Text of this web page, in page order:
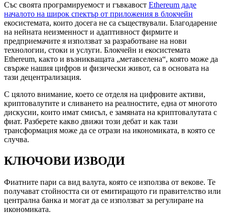
Със своята програмируемост и гъвкавост Ethereum даде
началото на широк спектър от приложения в блокчейн
екосистемата, които досега не са съществували. Благодарение
на нейната неизменност и адаптивност фирмите и
предприемачите я използват за разработване на нови
технологии, стоки и услуги. Блокчейн и екосистемата
Ethereum, както и възникващата „метавселена“, която може да
свърже нашия цифров и физически живот, са в основата на
тази децентрализация.
С цялото внимание, което се отделя на цифровите активи,
криптовалутите и сливането на реалностите, една от многото
дискусии, които имат смисъл, е замяната на криптовалутата с
фиат. Разберете какво движи този дебат и как тази
трансформация може да се отрази на икономиката, в която се
случва.
КЛЮЧОВИ ИЗВОДИ
Фиатните пари са вид валута, която се използва от векове. Те
получават стойността си от емитиращото ги правителство или
централна банка и могат да се използват за регулиране на
икономиката.